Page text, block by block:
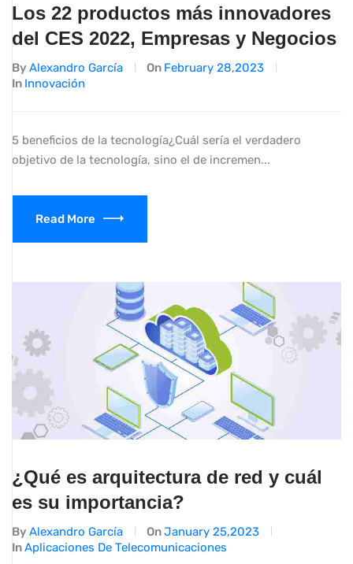
Los 22 productos más innovadores
del CES 2022, Empresas y Negocios
By Alexandro García On February 28,2023
In Innovación
5 beneficios de la tecnología¿Cuál sería el verdadero
objetivo de la tecnología, sino el de incremen...
Read More
¿Qué es arquitectura de red y cuál
es su importancia?
By Alexandro García OnJanuary 25,2023
InAplicaciones De Telecomunicaciones